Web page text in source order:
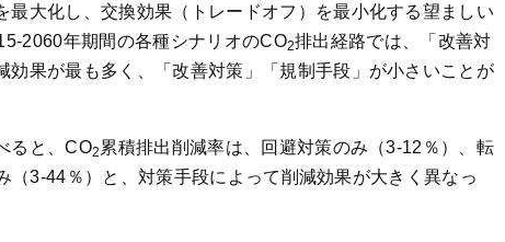
大化し、交換効果（トレードオフ）を最小化する望ましい
2060年期間の各種シナリオのCO2排出経路では、「改善対
効果が最も多く、「改善対策」「規制手段」が小さいことが
ると、CO2累積排出削減率は、回避対策のみ（3-12％）、転
（3-44％）と、対策手段によって削減効果が大きく異なっ